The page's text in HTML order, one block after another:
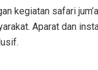
kegiatan safari
Aparat dan